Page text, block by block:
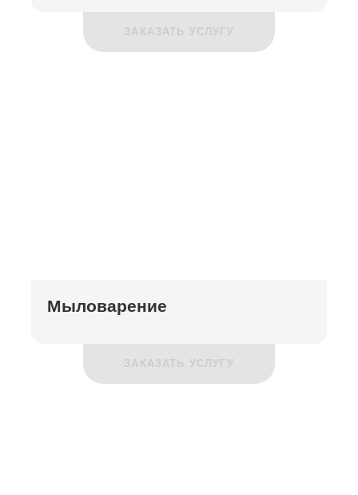
ЗАКАЗАТЬ УСЛУГУ
Мыловарение
ЗАКАЗАТЬ УСЛУГУ